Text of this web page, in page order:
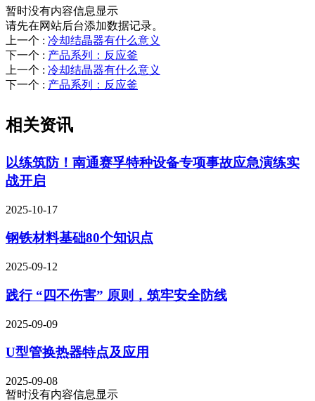
暂时没有内容信息显示
请先在网站后台添加数据记录。
上一个 : 冷却结晶器有什么意义
下一个 : 产品系列：反应釜
上一个 : 冷却结晶器有什么意义
下一个 : 产品系列：反应釜
相关资讯
以练筑防！南通赛孚特种设备专项事故应急演练实
战开启
2025-10-17
钢铁材料基础80个知识点
2025-09-12
践行 “四不伤害” 原则，筑牢安全防线
2025-09-09
U型管换热器特点及应用
2025-09-08
暂时没有内容信息显示